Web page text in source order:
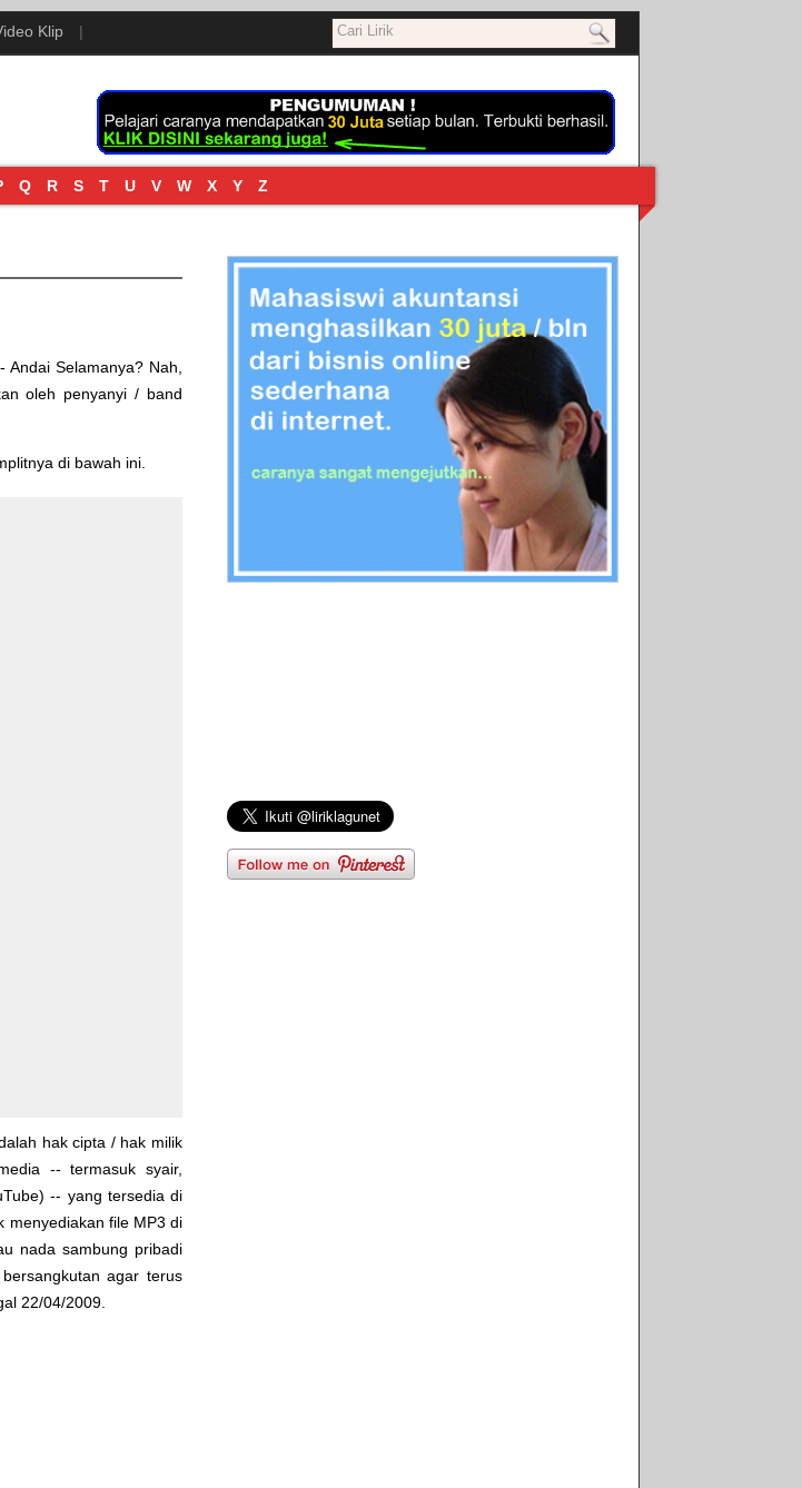
Klip |
Q R S T U V W X Y Z
Andai Selamanya? Nah,
oleh penyanyi / band
di bawah ini.
hak cipta / hak milik
-- termasuk syair,
-- yang tersedia di
menyediakan file MP3 di
nada sambung pribadi
agar terus
22/04/2009.